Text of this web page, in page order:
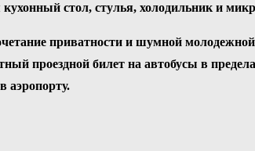
стол, стулья, холодильник и
приватности и шумной
проездной билет на автобусы в
аэропорту.